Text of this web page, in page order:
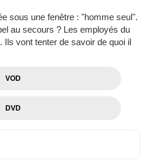
sous une fenêtre : "homme seul".
au secours ? Les employés du
Ils vont tenter de savoir de quoi il
VOD
DVD